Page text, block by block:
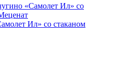
Ил» со стаканом